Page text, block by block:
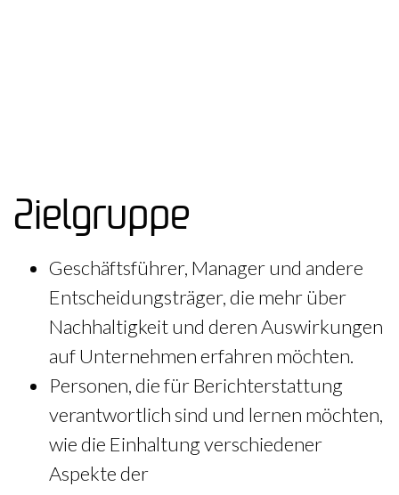
Zielgruppe
Geschäftsführer, Manager und andere
Entscheidungsträger, die mehr über
Nachhaltigkeit und deren Auswirkungen
auf Unternehmen erfahren möchten.
Personen, die für Berichterstattung
verantwortlich sind und lernen möchten,
wie die Einhaltung verschiedener
Aspekte der